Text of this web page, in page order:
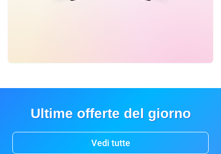
Ultime offerte del giorno
Vedi tutte